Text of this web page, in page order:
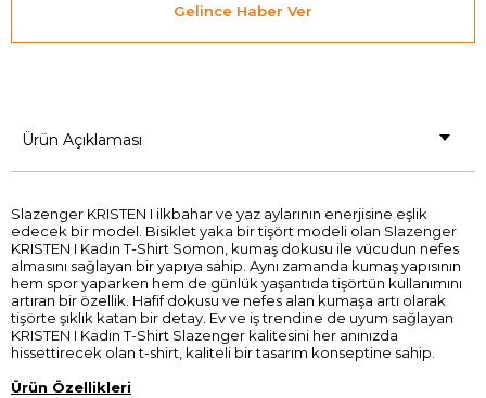
Gelince Haber Ver
Ürün Açıklaması
Slazenger KRISTEN I ilkbahar ve yaz aylarının enerjisine eşlik
edecek bir model. Bisiklet yaka bir tişört modeli olan Slazenger
KRISTEN I Kadın T-Shirt Somon, kumaş dokusu ile vücudun nefes
almasını sağlayan bir yapıya sahip. Aynı zamanda kumaş yapısının
hem spor yaparken hem de günlük yaşantıda tişörtün kullanımını
artıran bir özellik. Hafif dokusu ve nefes alan kumaşa artı olarak
tişörte şıklık katan bir detay. Ev ve iş trendine de uyum sağlayan
KRISTEN I Kadın T-Shirt Slazenger kalitesini her anınızda
hissettirecek olan t-shirt, kaliteli bir tasarım konseptine sahip.
Ürün Özellikleri